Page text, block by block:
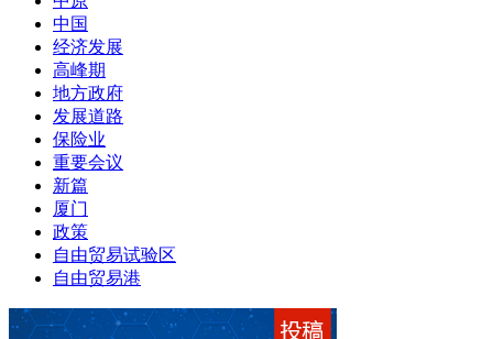
中国
经济发展
高峰期
地方政府
发展道路
保险业
重要会议
新篇
厦门
政策
自由贸易试验区
自由贸易港